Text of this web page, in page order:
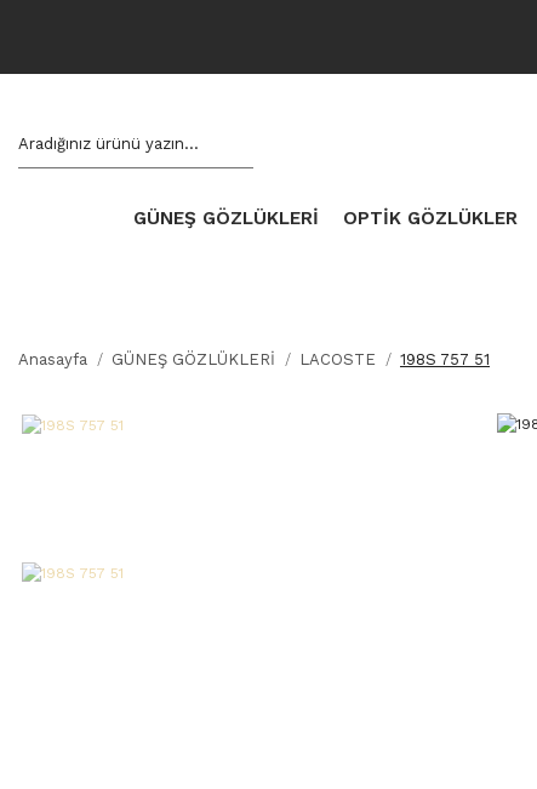
GÜNEŞ GÖZLÜKLERİ OPTİK GÖZLÜKLER
Anasayfa GÜNEŞ GÖZLÜKLERİ LACOSTE 198S 757 51